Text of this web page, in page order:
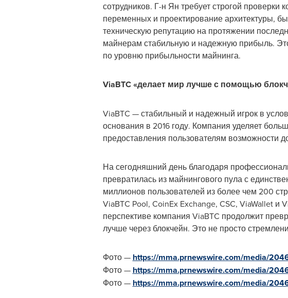
сотрудников. Г-н Ян требует строгой
переменных и проектирование архитектуры,
техническую репутацию на протяжении
майнерам стабильную и надежную прибыль.
по уровню прибыльности майнинга.
ViaBTC «делает мир лучше с помощью
ViaBTC — стабильный и надежный игрок в
основания в 2016 году. Компания уделяет
предоставления пользователям возможности
На сегодняшний день благодаря
превратилась из майнингового пула с
миллионов пользователей из более чем 200
ViaBTC Pool, CoinEx Exchange, CSC, ViaWallet
перспективе компания ViaBTC продолжит
лучше через блокчейн. Это не просто
Фото — https://mma.prnewswire.com/media/
Фото — https://mma.prnewswire.com/media/
Фото — https://mma.prnewswire.com/media/